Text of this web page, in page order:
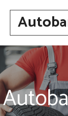
Spring
inhoud